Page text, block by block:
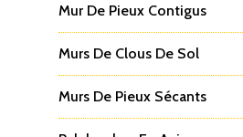
Mur De Pieux Contigus
Murs De Clous De Sol
Murs De Pieux Sécants